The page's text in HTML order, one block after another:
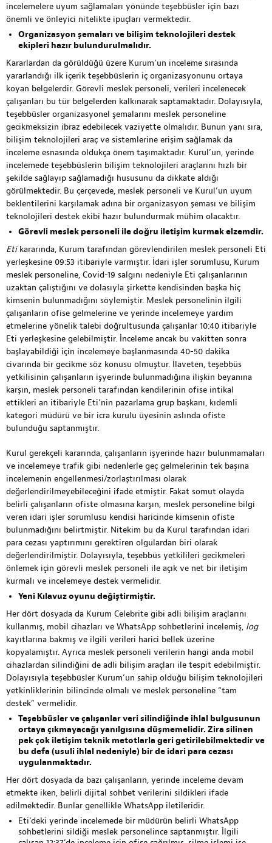
incelemelere uyum sağlamaları yönünde teşebbüsler için bazı
önemli ve önleyici nitelikte ipuçları vermektedir.
Organizasyon şemaları ve bilişim teknolojileri destek
ekipleri hazır bulundurulmalıdır.
Kararlardan da görüldüğü üzere Kurum’un inceleme sırasında
yararlandığı ilk içerik teşebbüslerin iç organizasyonunu ortaya
koyan belgelerdir. Görevli meslek personeli, verileri incelenecek
çalışanları bu tür belgelerden kalkınarak saptamaktadır. Dolayısıyla,
teşebbüsler organizasyonel şemalarını meslek personeline
gecikmeksizin ibraz edebilecek vaziyette olmalıdır. Bunun yanı sıra,
bilişim teknolojileri araç ve sistemlerine erişim sağlamak da
inceleme esnasında oldukça önem taşımaktadır. Kurul’un, yerinde
incelemede teşebbüslerin bilişim teknolojileri araçlarını hızlı bir
şekilde sağlayıp sağlamadığı hususunu da dikkate aldığı
görülmektedir. Bu çerçevede, meslek personeli ve Kurul’un uyum
beklentilerini karşılamak adına bir organizasyon şeması ve bilişim
teknolojileri destek ekibi hazır bulundurmak mühim olacaktır.
Görevli meslek personeli ile doğru iletişim kurmak elzemdir.
Etikararında, Kurum tarafından görevlendirilen meslek personeli Eti
yerleşkesine 09:53 itibariyle varmıştır. İdari işler sorumlusu, Kurum
meslek personeline, Covid-19 salgını nedeniyle Eti çalışanlarının
uzaktan çalıştığını ve dolasıyla şirkette kendisinden başka hiç
kimsenin bulunmadığını söylemiştir. Meslek personelinin ilgili
çalışanların ofise gelmelerine ve yerinde incelemeye yardım
etmelerine yönelik talebi doğrultusunda çalışanlar 10:40 itibariyle
Eti yerleşkesine gelebilmiştir. İnceleme ancak bu vakitten sonra
başlayabildiği için incelemeye başlanmasında 40-50 dakika
civarında bir gecikme söz konusu olmuştur. İlaveten, teşebbüs
yetkilisinin çalışanların işyerinde bulunmadığına ilişkin beyanına
karşın, meslek personeli tarafından kendilerinin ofise intikal
ettikleri an itibariyle Eti’nin pazarlama grup başkanı, kıdemli
kategori müdürü ve bir icra kurulu üyesinin aslında ofiste
bulunduğu saptanmıştır.
Kurul gerekçeli kararında, çalışanların işyerinde hazır bulunmamaları
ve incelemeye trafik gibi nedenlerle geç gelmelerinin tek başına
incelemenin engellenmesi/zorlaştırılması olarak
değerlendirilmeyebileceğini ifade etmiştir. Fakat somut olayda
belirli çalışanların ofiste olmasına karşın, meslek personeline bilgi
veren idari işler sorumlusu kendisi haricinde kimsenin ofiste
bulunmadığını belirtmiştir. Nitekim bu da Kurul tarafından idari
para cezası yaptırımını gerektiren olgulardan biri olarak
değerlendirilmiştir. Dolayısıyla, teşebbüs yetkilileri gecikmeleri
önlemek için görevli meslek personeli ile açık ve net bir iletişim
kurmalı ve incelemeye destek vermelidir.
Yeni Kılavuz oyunu değiştirmiştir.
Her dört dosyada da Kurum Celebrite gibi adli bilişim araçlarını
kullanmış, mobil cihazları ve WhatsApp sohbetlerini incelemiş, log
kayıtlarına bakmış ve ilgili verileri harici bellek üzerine
kopyalamıştır. Ayrıca meslek personeli verilerin hangi anda mobil
cihazlardan silindiğini de adli bilişim araçları ile tespit edebilmiştir.
Dolayısıyla teşebbüsler Kurum’un sahip olduğu bilişim teknolojileri
yetkinliklerinin bilincinde olmalı ve meslek personeline “tam
destek” vermelidir.
Teşebbüsler ve çalışanlar veri silindiğinde ihlal bulgusunun
ortaya çıkmayacağı yanılgısına düşmemelidir. Zira silinen
pek çok iletişim teknik metotlarla geri getirilebilmektedir ve
bu defa (usuli ihlal nedeniyle) bir de idari para cezası
uygulanmaktadır.
Her dört dosyada da bazı çalışanların, yerinde inceleme devam
etmekte iken, belirli dijital sohbet verilerini sildikleri ifade
edilmektedir. Bunlar genellikle WhatsApp iletileridir.
Eti’deki yerinde incelemede bir müdürün belirli WhatsApp
sohbetlerini sildiği meslek personelince saptanmıştır. İlgili